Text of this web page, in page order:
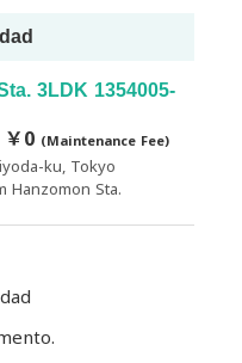
3LDK 1354005-
0 (Maintenance Fee)
ku, Tokyo
Hanzomon Sta.